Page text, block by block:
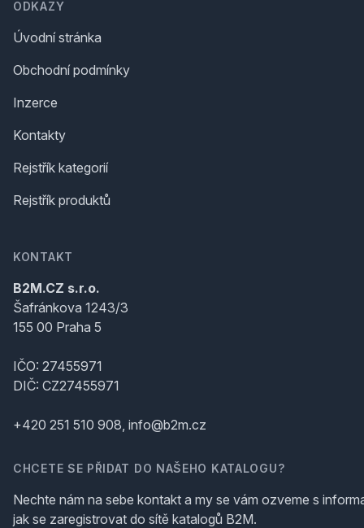
ODKAZY
Úvodní stránka
Obchodní podmínky
Inzerce
Kontakty
Rejstřík kategorií
Rejstřík produktů
KONTAKT
B2M.CZ s.r.o.
Šafránkova 1243/3
155 00 Praha 5
IČO: 27455971
DIČ: CZ27455971
+420 251 510 908, info@b2m.cz
CHCETE SE PŘIDAT DO NAŠEHO KATALOGU?
Nechte nám na sebe kontakt a my se vám ozveme s
jak se zaregistrovat do sítě katalogů B2M.